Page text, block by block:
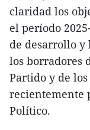
claridad los
el período
de desarrollo y
los borradores
Partido y de
recientemente
Político.